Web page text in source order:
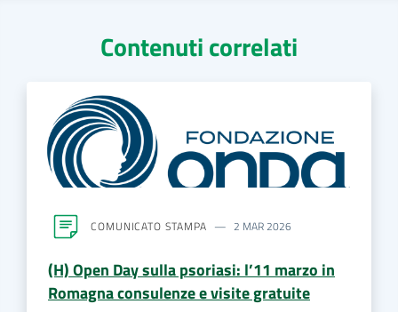
Contenuti correlati
COMUNICATO STAMPA 2 MAR 2026
(H) Open Day sulla psoriasi: l’11 marzo in
Romagna consulenze e visite gratuite